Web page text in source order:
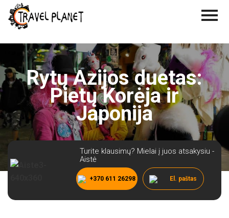
Rytų Azijos duetas:
Pietų Korėja ir
Japonija
Turite klausimų? Mielai į juos atsakysiu -
Aistė
+370 611 26298 El. paštas